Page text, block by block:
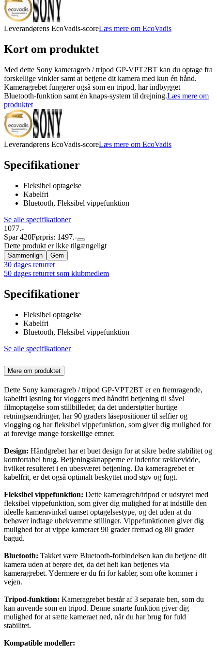
Leverandørens EcoVadis-scoreLæs mere om EcoVadis
Kort om produktet
Med dette Sony kameragreb / tripod GP-VPT2BT kan du optage fra
forskellige vinkler samt at betjene dit kamera med kun én hånd.
Kameragrebet fungerer også som en tripod, har indbygget
Bluetooth-funktion samt én knaps-system til drejning.Læs mere om
produktet
Leverandørens EcoVadis-scoreLæs mere om EcoVadis
Specifikationer
Fleksibel optagelse
Kabelfri
Bluetooth, Fleksibel vippefunktion
Se alle specifikationer
1077.-
Spar 420Førpris: 1497.-
Dette produkt er ikke tilgængeligt
Sammenlign Gem
30 dages returret
50 dages returret som klubmedlem
Specifikationer
Fleksibel optagelse
Kabelfri
Bluetooth, Fleksibel vippefunktion
Se alle specifikationer
Mere om produktet
Dette Sony kameragreb / tripod GP-VPT2BT er en fremragende,
kabelfri løsning for vloggers med håndfri betjening til såvel
filmoptagelse som stillbilleder, da det understøtter hurtige
retningsændringer, har 90 graders låsepositioner til selfier og
vlogging og har fleksibel vippefunktion, som giver dig mulighed for
at forevige mange forskellige emner.
Design: Håndgrebet har et buet design for at sikre bedre stabilitet og
komfortabel brug. Betjeningsknapperne er indenfor rækkevidde,
hvilket resulteret i en ubesværet betjening. Da kameragrebet er
kabelfrit, er det også optimalt beskyttet mod støv og fugt.
Fleksibel vippefunktion: Dette kameragreb/tripod er udstyret med
fleksibel vippefunktion, som giver dig mulighed for at indstille den
ideelle kameravinkel uanset optagelsestype, og det uden at du
behøver indtage ubekvemme stillinger. Vippefunktionen giver dig
mulighed for at vippe kameraet 90 grader fremad og 80 grader
bagud.
Bluetooth: Takket være Bluetooth-forbindelsen kan du betjene dit
kamera uden at berøre det, da det helt kan betjenes via
kameragrebet. Ydermere er du fri for kabler, som ofte kommer i
vejen.
Tripod-funktion: Kameragrebet består af 3 separate ben, som du
kan anvende som en tripod. Denne smarte funktion giver dig
mulighed for at sætte kameraet ned, når du har brug for fuld
stabilitet.
Kompatible modeller: